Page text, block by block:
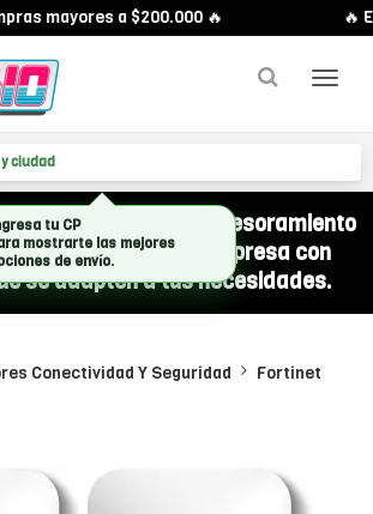
mayores a $200.000 🔥 🔥
ciudad
WhatsApp y recibí asesoramiento
para equipar a tu empresa con
se adapten a tus necesidades.
Conectividad Y Seguridad Fortinet
tu CP
mostrarte las mejores
de envío.